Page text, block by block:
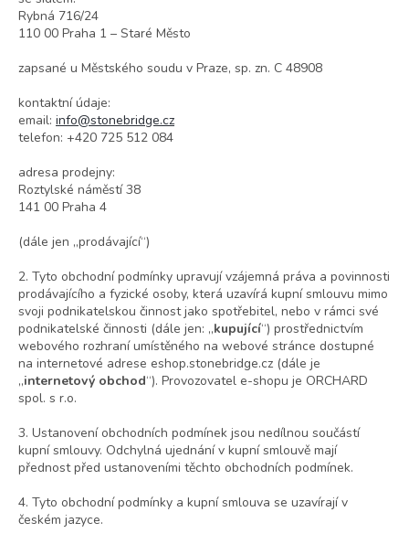
Rybná 716/24
110 00 Praha 1 – Staré Město
zapsané u Městského soudu v Praze, sp. zn. C 48908
kontaktní údaje:
email: info@stonebridge.cz
telefon: +420 725 512 084
adresa prodejny:
Roztylské náměstí 38
141 00 Praha 4
(dále jen „prodávající“)
2. Tyto obchodní podmínky upravují vzájemná práva a povinnosti
prodávajícího a fyzické osoby, která uzavírá kupní smlouvu mimo
svoji podnikatelskou činnost jako spotřebitel, nebo v rámci své
podnikatelské činnosti (dále jen: „kupující“) prostřednictvím
webového rozhraní umístěného na webové stránce dostupné
na internetové adrese eshop.stonebridge.cz (dále je
„internetový obchod“). Provozovatel e-shopu je ORCHARD
spol. s r.o.
3. Ustanovení obchodních podmínek jsou nedílnou součástí
kupní smlouvy. Odchylná ujednání v kupní smlouvě mají
přednost před ustanoveními těchto obchodních podmínek.
4. Tyto obchodní podmínky a kupní smlouva se uzavírají v
českém jazyce.